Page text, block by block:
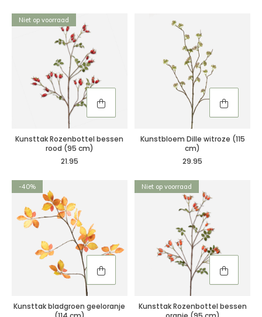
Niet op voorraad
Kunsttak Rozenbottel bessen
rood (95 cm)
21.95
Kunstbloem Dille witroze (115
cm)
29.95
-40%
Kunsttak bladgroen geeloranje
Niet op voorraad
Kunsttak Rozenbottel bessen